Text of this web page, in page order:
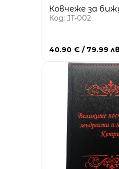
Ковчеже за
Код: JT-002
40.90 € / 79.99